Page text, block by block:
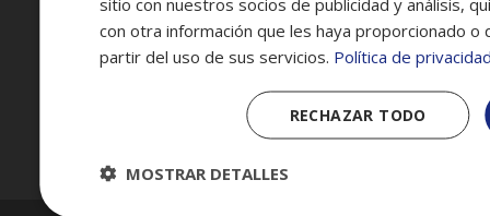
Política de compras
con otra información que les haya proporcionado o
partir del uso de sus servicios. Política de
RECHAZAR TODO
MOSTRAR DETALLES